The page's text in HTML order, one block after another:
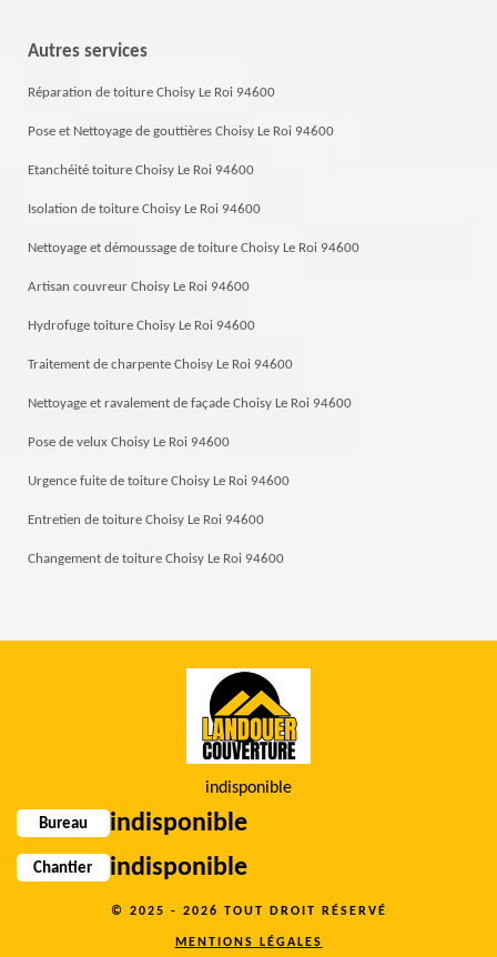
Autres services
Réparation de toiture Choisy Le Roi 94600
Pose et Nettoyage de gouttières Choisy Le Roi 94600
Etanchéité toiture Choisy Le Roi 94600
Isolation de toiture Choisy Le Roi 94600
Nettoyage et démoussage de toiture Choisy Le Roi 94600
Artisan couvreur Choisy Le Roi 94600
Hydrofuge toiture Choisy Le Roi 94600
Traitement de charpente Choisy Le Roi 94600
Nettoyage et ravalement de façade Choisy Le Roi 94600
Pose de velux Choisy Le Roi 94600
Urgence fuite de toiture Choisy Le Roi 94600
Entretien de toiture Choisy Le Roi 94600
Changement de toiture Choisy Le Roi 94600
indisponible
Bureau indisponible
Chantier indisponible
© 2025 - 2026 TOUT DROIT RÉSERVÉ
MENTIONS LÉGALES